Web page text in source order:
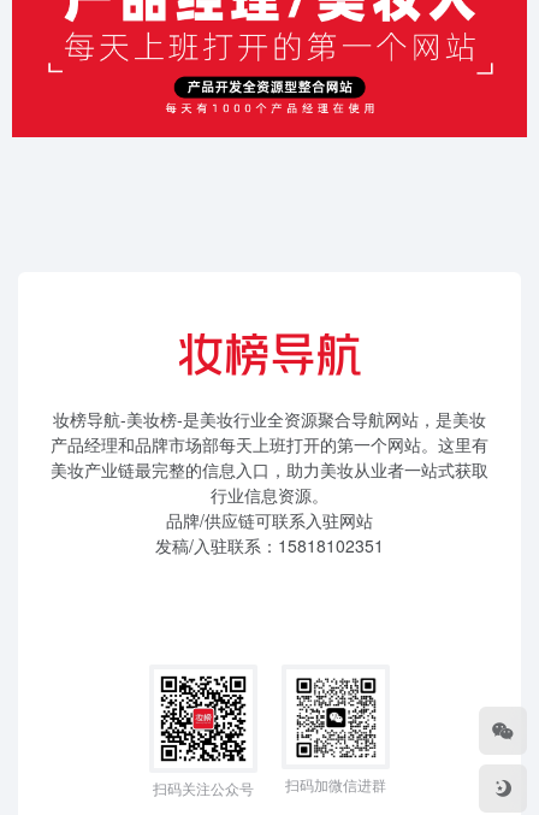
妆榜导航-美妆榜-是美妆行业全资源聚合导航网站，是美妆
产品经理和品牌市场部每天上班打开的第一个网站。这里有
美妆产业链最完整的信息入口，助力美妆从业者一站式获取
行业信息资源。
品牌/供应链可联系入驻网站
发稿/入驻联系：15818102351
扫码关注公众号 扫码加微信进群